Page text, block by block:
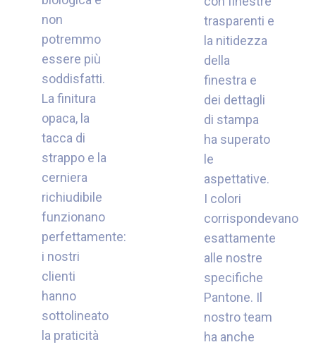
non
potremmo
essere più
soddisfatti.
La finitura
opaca, la
tacca di
strappo e la
cerniera
richiudibile
funzionano
perfettamente:
i nostri
clienti
hanno
sottolineato
la praticità
trasparenti e
la nitidezza
della
finestra e
dei dettagli
di stampa
ha superato
le
aspettative.
I colori
corrispondevano
esattamente
alle nostre
specifiche
Pantone. Il
nostro team
ha anche